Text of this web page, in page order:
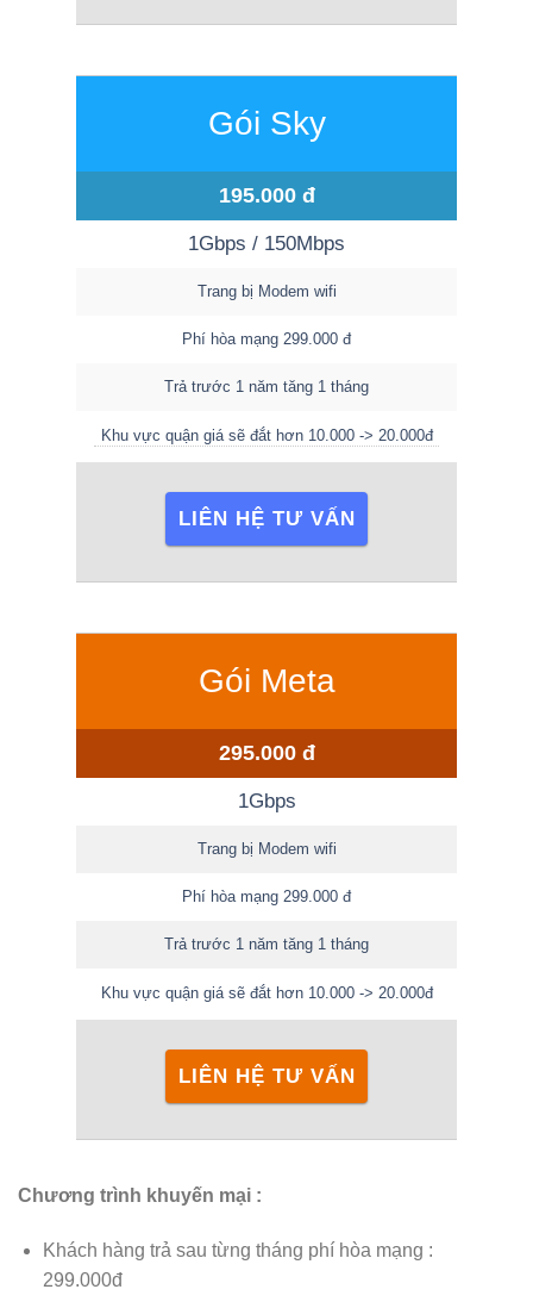
Gói Sky
195.000 đ
1Gbps / 150Mbps
Trang bị Modem wifi
Phí hòa mạng 299.000 đ
Trả trước 1 năm tăng 1 tháng
Khu vực quận giá sẽ đắt hơn 10.000 -> 20.000đ
LIÊN HỆ TƯ VẤN
Gói Meta
295.000 đ
1Gbps
Trang bị Modem wifi
Phí hòa mạng 299.000 đ
Trả trước 1 năm tăng 1 tháng
Khu vực quận giá sẽ đắt hơn 10.000 -> 20.000đ
LIÊN HỆ TƯ VẤN
Chương trình khuyến mại :
Khách hàng trả sau từng tháng phí hòa mạng :
299.000đ